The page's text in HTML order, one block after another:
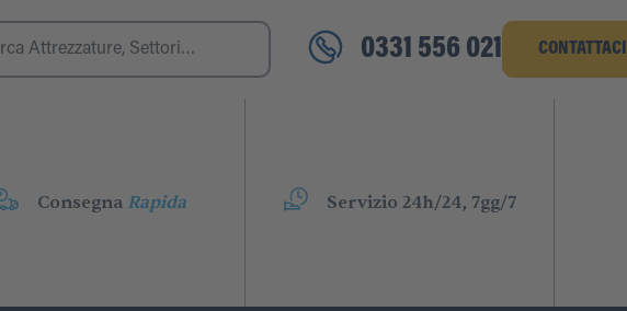
0331 556 021 CONTATTACI
Consegna Rapida Servizio 24h/24, 7gg/7